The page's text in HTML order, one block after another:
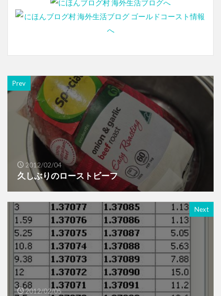
Prev
2012/02/04
久しぶりのローストビーフ
Next
2012/02/05